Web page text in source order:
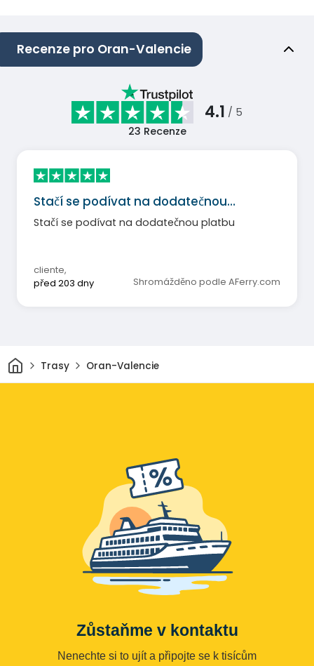
Recenze pro Oran-Valencie
4.1 / 5
23 Recenze
Stačí se podívat na dodatečnou…
Stačí se podívat na dodatečnou platbu
cliente,
před 203 dny
Shromážděno podle AFerry.com
Domov
Trasy Oran-Valencie
Zůstaňme v kontaktu
Nenechte si to ujít a připojte se k tisícům